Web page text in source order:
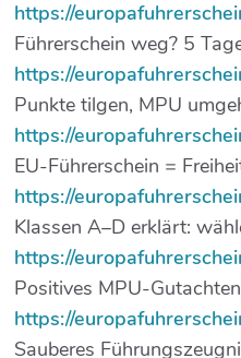
https://
Führerschein weg? 5
https://
Punkte tilgen, MPU
https://
EU-Führerschein =
https://
Klassen A–D erklärt:
https://
Positives MPU-
https://
Sauberes